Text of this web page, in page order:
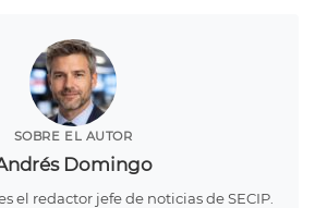
SOBRE EL AUTOR
Domingo
el redactor jefe de noticias de SECIP.